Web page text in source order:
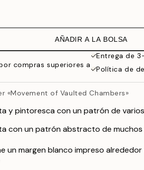
AÑADIR A LA BOLSA
Entrega de
compras superiores a
Política de
«Movement of Vaulted Chambers»
y pintoresca con un patrón de
con un patrón abstracto de
un margen blanco impreso alrededor